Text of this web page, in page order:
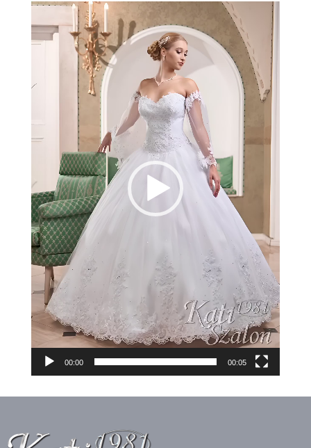
Videólejátszó
00:00 00:05